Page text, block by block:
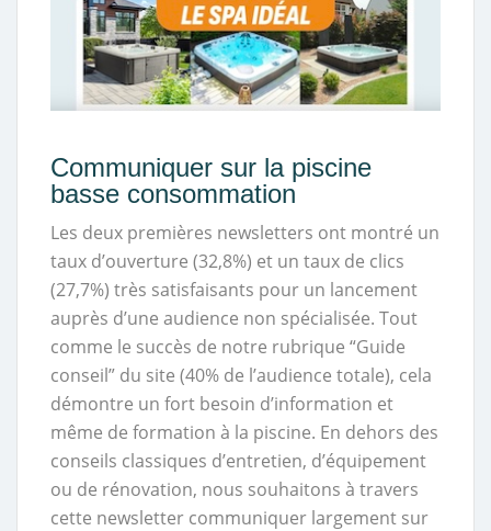
Communiquer sur la piscine
basse consommation
Les deux premières newsletters ont montré un
taux d’ouverture (32,8%) et un taux de clics
(27,7%) très satisfaisants pour un lancement
auprès d’une audience non spécialisée. Tout
comme le succès de notre rubrique “Guide
conseil” du site (40% de l’audience totale), cela
démontre un fort besoin d’information et
même de formation à la piscine. En dehors des
conseils classiques d’entretien, d’équipement
ou de rénovation, nous souhaitons à travers
cette newsletter communiquer largement sur